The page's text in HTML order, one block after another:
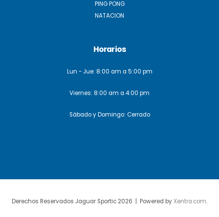
PING PONG
NATACION
Horarios
Lun - Jue: 8:00 am a 5:00 pm
Viernes: 8:00 am a 4:00 pm
Sábado y Domingo: Cerrado
Derechos Reservados Jaguar Sportic 2026 | Powered byXentra.com.